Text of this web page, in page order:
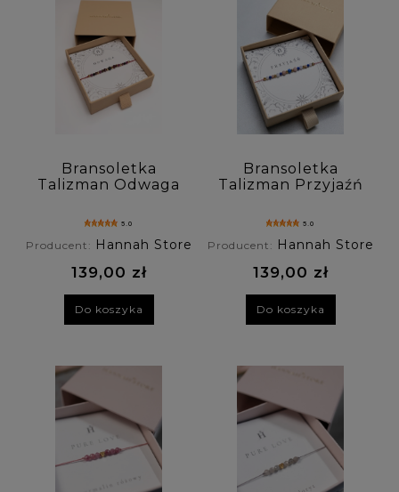
Bransoletka
Talizman Odwaga
tygrysiego oka
5.0
Producent: Hannah Store
139,00 zł
Do koszyka
Bransoletka
Talizman Przyjaźń
lazurytu, rodonitu.
5.0
Producent: Hannah Store
139,00 zł
Do koszyka